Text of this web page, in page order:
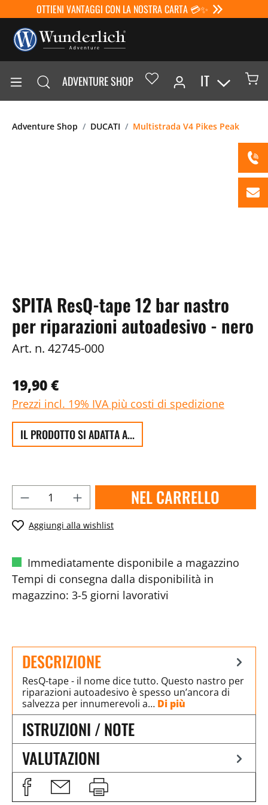
OTTIENI VANTAGGI CON LA NOSTRA CARTA 💳✨
ADVENTURE SHOP IT
Adventure Shop DUCATI Multistrada V4 Pikes Peak
SPITA ResQ-tape 12 bar nastro
per riparazioni autoadesivo - nero
Art. n. 42745-000
19,90 €
Prezzi incl. 19% IVA più costi di spedizione
IL PRODOTTO SI ADATTA A...
NEL CARRELLO
Aggiungi alla wishlist
Immediatamente disponibile a magazzino
Tempi di consegna dalla disponibilità in
magazzino: 3-5 giorni lavorativi
DESCRIZIONE
ResQ-tape - il nome dice tutto. Questo nastro per
riparazioni autoadesivo è spesso un’ancora di
salvezza per innumerevoli a… Di più
ISTRUZIONI / NOTE
VALUTAZIONI